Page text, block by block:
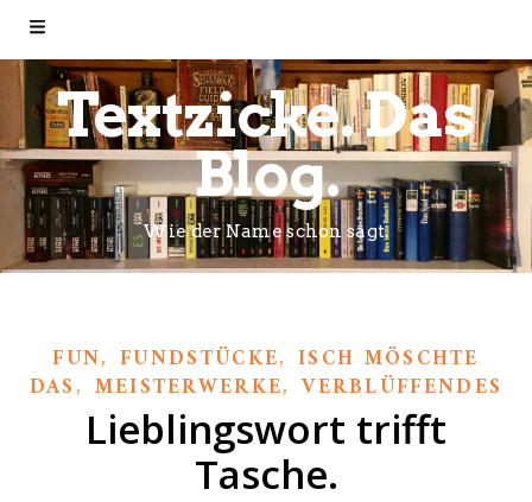
Textzicke. Das
Blog.
Wie der Name schon sagt.
FUN,FUNDSTÜCKE,ISCH MÖSCHTE
DAS, MEISTERWERKE,VERBLÜFFENDES
Lieblingswort trifft
Tasche.